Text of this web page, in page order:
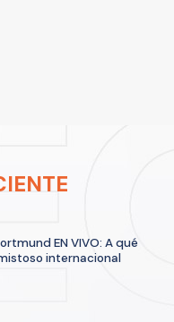
EN VIVO: A qué
internacional